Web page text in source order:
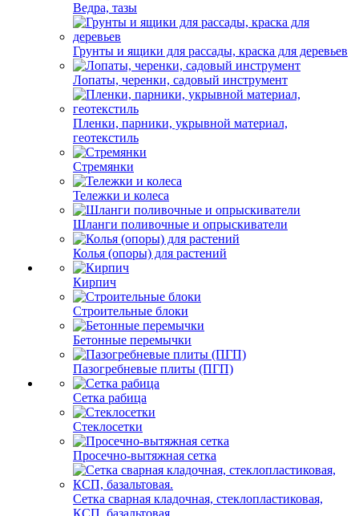
Ведра, тазы
Грунты и ящики для рассады, краска для деревьев
Лопаты, черенки, садовый инструмент
Пленки, парники, укрывной материал,
геотекстиль
Стремянки
Тележки и колеса
Шланги поливочные и опрыскиватели
Колья (опоры) для растений
Кирпич
Строительные блоки
Бетонные перемычки
Пазогребневые плиты (ПГП)
Сетка рабица
Стеклосетки
Просечно-вытяжная сетка
Сетка сварная кладочная, стеклопластиковая,
КСП, базальтовая.